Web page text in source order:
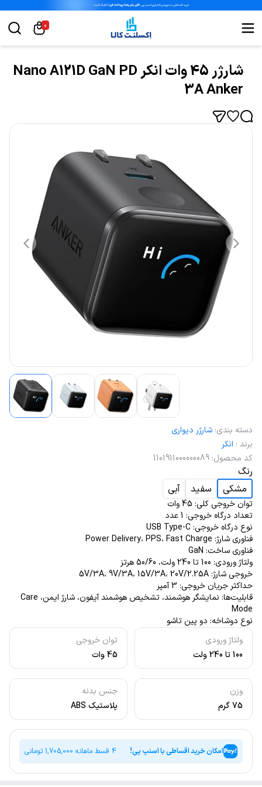
0
شارژر 45 وات انکر Nano A121D GaN PD
3A Anker
ولتاژ ورودی
100 تا 240 ولت
توان خروجی
45 وات
وزن
75 گرم
جنس بدنه
پلاستیک ABS
دسته بندی: شارژر دیواری
برند : انکر
کد محصول:
1101911000000089
رنگ
مشکی
سفید آبی
توان خروجی کلی: 45 وات
تعداد درگاه خروجی: 1 عدد
نوع درگاه خروجی: USB Type-C
فناوری شارژ: Power Delivery، PPS، Fast Charge
فناوری ساخت: GaN
ولتاژ ورودی: 100 تا 240 ولت، 50/60 هرتز
خروجی شارژ: 5V/3A، 9V/3A، 15V/3A، 20V/2.25A
حداکثر جریان خروجی: 3 آمپر
قابلیت‌ها: نمایشگر هوشمند، تشخیص هوشمند آیفون، شارژ ایمن، Care
Mode
نوع دوشاخه: دو پین تاشو
امکان خرید اقساطی با اسنپ پی! 4 قسط ماهانه 1,705,000 تومانی